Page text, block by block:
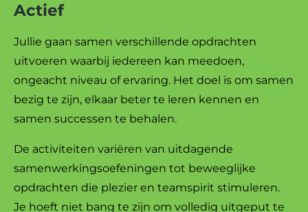
Actief
Jullie gaan samen verschillende opdrachten
uitvoeren waarbij iedereen kan meedoen,
ongeacht niveau of ervaring. Het doel is om samen
bezig te zijn, elkaar beter te leren kennen en
samen successen te behalen.
De activiteiten variëren van uitdagende
samenwerkingsoefeningen tot beweeglijke
opdrachten die plezier en teamspirit stimuleren.
Je hoeft niet bang te zijn om volledig uitgeput te